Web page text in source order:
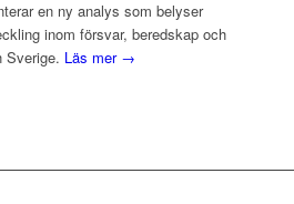
en ny analys som belyser
inom försvar, beredskap och
Sverige. Läs mer →